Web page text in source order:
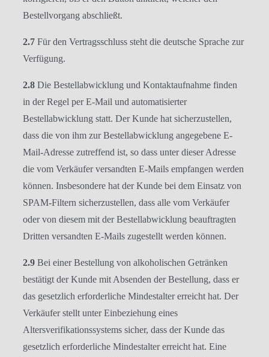
Bestellvorgang abschließt.
2.7 Für den Vertragsschluss steht die deutsche Sprache zur
Verfügung.
2.8 Die Bestellabwicklung und Kontaktaufnahme finden
in der Regel per E-Mail und automatisierter
Bestellabwicklung statt. Der Kunde hat sicherzustellen,
dass die von ihm zur Bestellabwicklung angegebene E-
Mail-Adresse zutreffend ist, so dass unter dieser Adresse
die vom Verkäufer versandten E-Mails empfangen werden
können. Insbesondere hat der Kunde bei dem Einsatz von
SPAM-Filtern sicherzustellen, dass alle vom Verkäufer
oder von diesem mit der Bestellabwicklung beauftragten
Dritten versandten E-Mails zugestellt werden können.
2.9 Bei einer Bestellung von alkoholischen Getränken
bestätigt der Kunde mit Absenden der Bestellung, dass er
das gesetzlich erforderliche Mindestalter erreicht hat. Der
Verkäufer stellt unter Einbeziehung eines
Altersverifikationssystems sicher, dass der Kunde das
gesetzlich erforderliche Mindestalter erreicht hat. Eine